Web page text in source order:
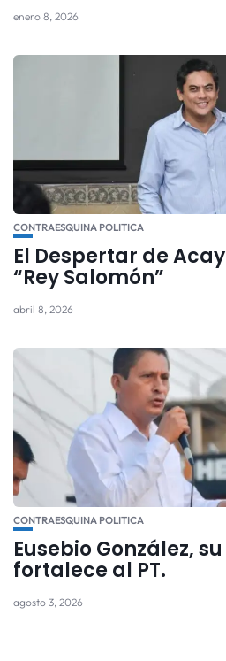
enero 8, 2026
CONTRAESQUINA POLITICA
El Despertar de
“Rey Salomón”
abril 8, 2026
CONTRAESQUINA POLITICA
Eusebio González,
fortalece al PT.
agosto 3, 2026